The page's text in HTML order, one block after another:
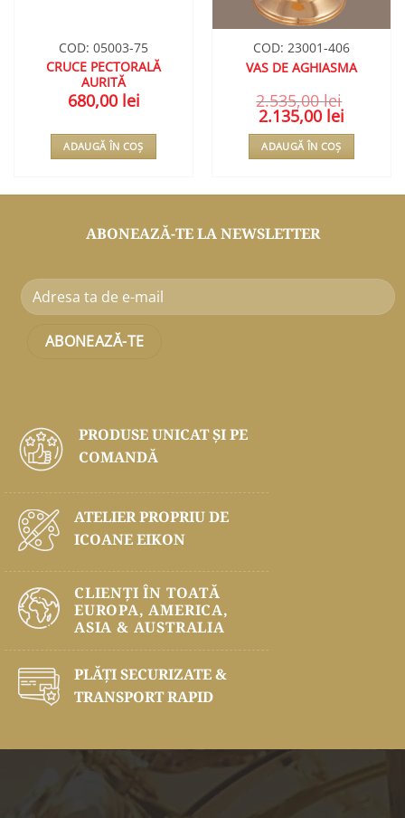
COD: 05003-75
CRUCE PECTORALĂ
AURITĂ
680,00 lei
ADAUGĂ ÎN COȘ
COD: 23001-406
VAS DE AGHIASMA
2.535,00lei
Prețul
inițial
a
fost:
2.535,00 lei.
2.135,00 lei
este:
ADAUGĂ ÎN COȘ
ABONEAZĂ-TE LA NEWSLETTER
PRODUSE UNICAT ŞI PE
COMANDĂ
ATELIER PROPRIU DE
ICOANE EIKON
CLIENȚI ÎN TOATĂ
EUROPA, AMERICA,
ASIA & AUSTRALIA
PLĂŢI SECURIZATE &
TRANSPORT RAPID